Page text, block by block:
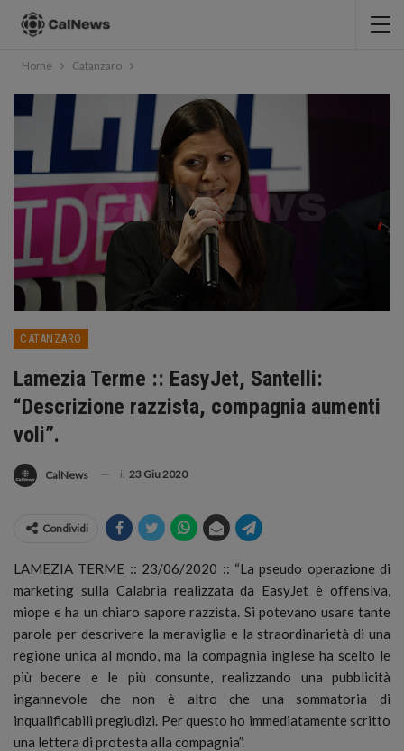
Home Catanzaro
CATANZARO
Lamezia Terme :: EasyJet, Santelli:
“Descrizione razzista, compagnia aumenti
voli”.
CalNews il 23 Giu 2020
Condividi
LAMEZIA TERME :: 23/06/2020 :: “La pseudo operazione di
marketing sulla Calabria realizzata da EasyJet è offensiva,
miope e ha un chiaro sapore razzista. Si potevano usare tante
parole per descrivere la meraviglia e la straordinarietà di una
regione unica al mondo, ma la compagnia inglese ha scelto le
più becere e le più consunte, realizzando una pubblicità
ingannevole che non è altro che una sommatoria di
inqualificabili pregiudizi. Per questo ho immediatamente scritto
una lettera di protesta alla compagnia”.